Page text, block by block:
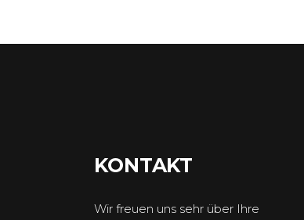
KONTAKT
Wir freuen uns sehr über Ihre